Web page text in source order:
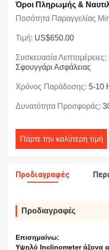
Όροι Πληρωμής &
Ποσότητα Παραγγελίας
Τιμή: US$650.00
Συσκευασία Λεπτομέρειες:
Σφουγγάρι Ασφάλειας
Χρόνος Παράδοσης: 5-10
Δυνατότητα Προσφοράς:
Πάρτε την καλύτερη τιμή
Προδιαγραφές
Προδιαγραφές
Επισημαίνω:
Υψηλό Inclinometer άξονα